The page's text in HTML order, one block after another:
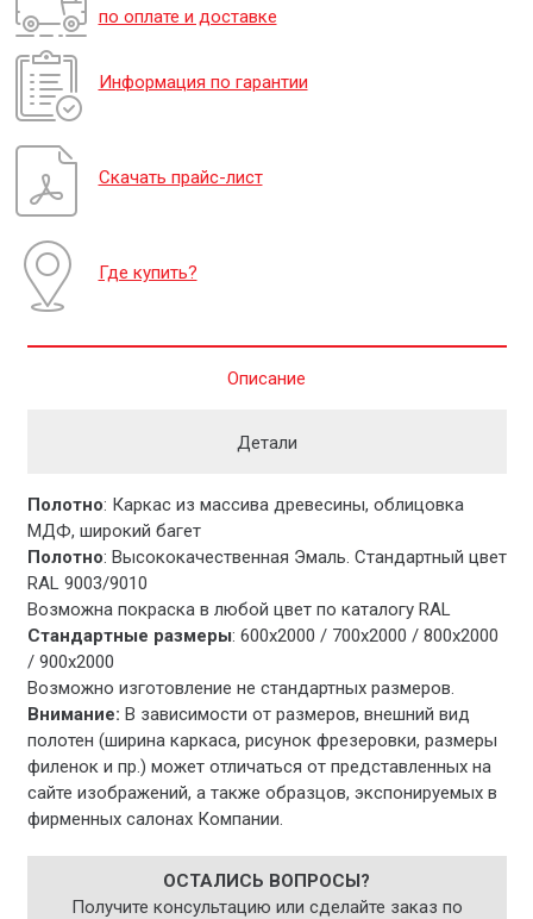
по оплате и доставке
Информация по гарантии
Скачать прайс-лист
Где купить?
Описание
Детали
Полотно: Каркас из массива древесины, облицовка
МДФ, широкий багет
Полотно: Высококачественная Эмаль. Стандартный цвет
RAL 9003/9010
Возможна покраска в любой цвет по каталогу RAL
Стандартные размеры: 600х2000 / 700х2000 / 800х2000
/ 900х2000
Возможно изготовление не стандартных размеров.
Внимание: В зависимости от размеров, внешний вид
полотен (ширина каркаса, рисунок фрезеровки, размеры
филенок и пр.) может отличаться от представленных на
сайте изображений, а также образцов, экспонируемых в
фирменных салонах Компании.
ОСТАЛИСЬ ВОПРОСЫ?
Получите консультацию или сделайте заказ по